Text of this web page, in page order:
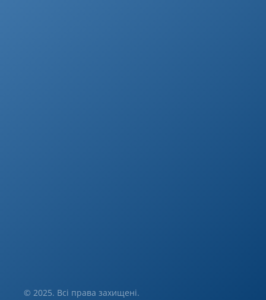
© 2025. Всі права захищені.